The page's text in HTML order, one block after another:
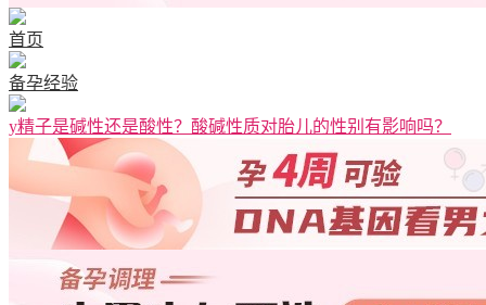
首页
备孕经验
y精子是碱性还是酸性？酸碱性质对胎儿的性别有影响吗？